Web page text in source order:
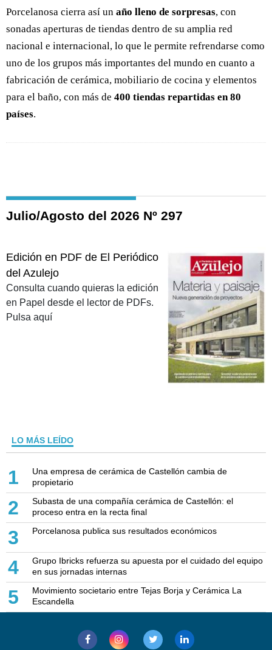
Porcelanosa cierra así un año lleno de sorpresas, con
sonadas aperturas de tiendas dentro de su amplia red
nacional e internacional, lo que le permite refrendarse como
uno de los grupos más importantes del mundo en cuanto a
fabricación de cerámica, mobiliario de cocina y elementos
para el baño, con más de 400 tiendas repartidas en 80
países.
Julio/Agosto del 2026 Nº 297
Edición en PDF de El Periódico
del Azulejo
Consulta cuando quieras la edición
en Papel desde el lector de PDFs.
Pulsa aquí
LO MÁS LEÍDO
1
Una empresa de cerámica de Castellón cambia de
propietario
2
Subasta de una compañía cerámica de Castellón: el
proceso entra en la recta final
3 Porcelanosa publica sus resultados económicos
4
Grupo Ibricks refuerza su apuesta por el cuidado del equipo
en sus jornadas internas
5
Movimiento societario entre Tejas Borja y Cerámica La
Escandella